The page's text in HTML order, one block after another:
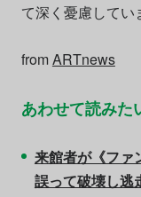
て深く憂慮してい
fromARTnews
あわせて読みた
来館者が《ファ
誤って破壊し逃